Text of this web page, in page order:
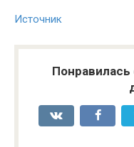
Источник